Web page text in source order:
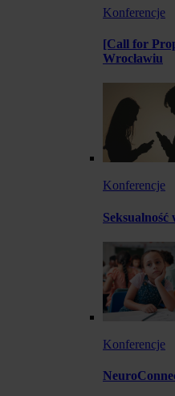
Konferencje
[Call for
Wrocławiu
Konferencje
Seksualność
Konferencje